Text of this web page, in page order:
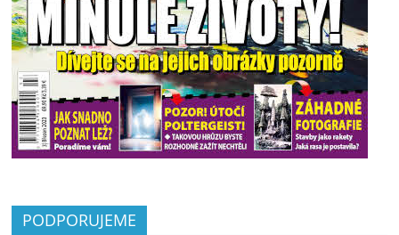
PODPORUJEME